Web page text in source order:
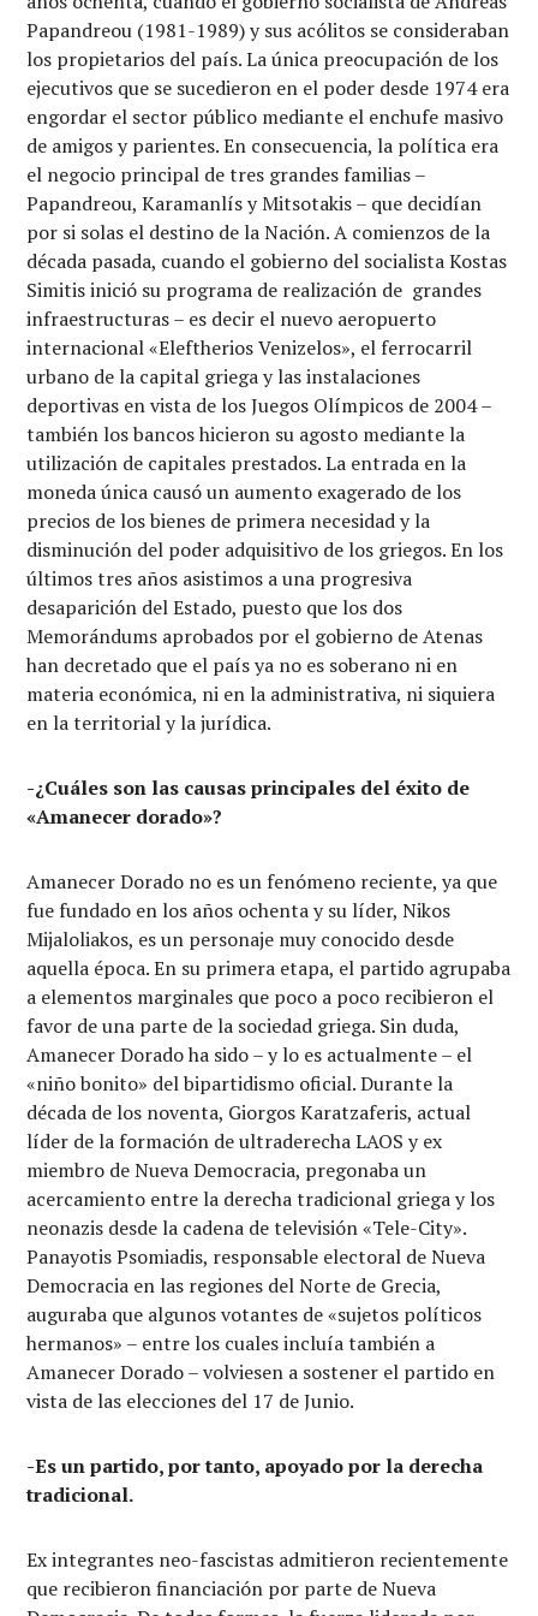
Papandreou (1981-1989) y sus acólitos se consideraban
los propietarios del país. La única preocupación de los
ejecutivos que se sucedieron en el poder desde 1974 era
engordar el sector público mediante el enchufe masivo
de amigos y parientes. En consecuencia, la política era
el negocio principal de tres grandes familias –
Papandreou, Karamanlís y Mitsotakis – que decidían
por si solas el destino de la Nación. A comienzos de la
década pasada, cuando el gobierno del socialista Kostas
Simitis inició su programa de realización de grandes
infraestructuras – es decir el nuevo aeropuerto
internacional «Eleftherios Venizelos», el ferrocarril
urbano de la capital griega y las instalaciones
deportivas en vista de los Juegos Olímpicos de 2004 –
también los bancos hicieron su agosto mediante la
utilización de capitales prestados. La entrada en la
moneda única causó un aumento exagerado de los
precios de los bienes de primera necesidad y la
disminución del poder adquisitivo de los griegos. En los
últimos tres años asistimos a una progresiva
desaparición del Estado, puesto que los dos
Memorándums aprobados por el gobierno de Atenas
han decretado que el país ya no es soberano ni en
materia económica, ni en la administrativa, ni siquiera
en la territorial y la jurídica.
-¿Cuáles son las causas principales del éxito de
«Amanecer dorado»?
Amanecer Dorado no es un fenómeno reciente, ya que
fue fundado en los años ochenta y su líder, Nikos
Mijaloliakos, es un personaje muy conocido desde
aquella época. En su primera etapa, el partido agrupaba
a elementos marginales que poco a poco recibieron el
favor de una parte de la sociedad griega. Sin duda,
Amanecer Dorado ha sido – y lo es actualmente – el
«niño bonito» del bipartidismo oficial. Durante la
década de los noventa, Giorgos Karatzaferis, actual
líder de la formación de ultraderecha LAOS y ex
miembro de Nueva Democracia, pregonaba un
acercamiento entre la derecha tradicional griega y los
neonazis desde la cadena de televisión «Tele-City».
Panayotis Psomiadis, responsable electoral de Nueva
Democracia en las regiones del Norte de Grecia,
auguraba que algunos votantes de «sujetos políticos
hermanos» – entre los cuales incluía también a
Amanecer Dorado – volviesen a sostener el partido en
vista de las elecciones del 17 de Junio.
-Es un partido, por tanto, apoyado por la derecha
tradicional.
Ex integrantes neo-fascistas admitieron recientemente
que recibieron financiación por parte de Nueva